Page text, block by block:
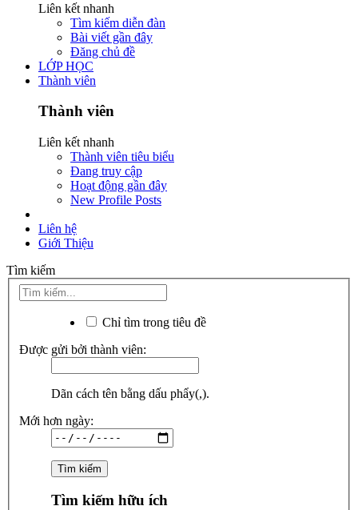
Liên kết nhanh
Tìm kiếm diễn đàn
Bài viết gần đây
Đăng chủ đề
LỚP HỌC
Thành viên
Thành viên
Liên kết nhanh
Thành viên tiêu biểu
Đang truy cập
Hoạt động gần đây
New Profile Posts
Liên hệ
Giới Thiệu
Tìm kiếm
Chỉ tìm trong tiêu đề
Được gửi bởi thành viên:
Dãn cách tên bằng dấu phẩy(,).
Mới hơn ngày:
Tìm kiếm hữu ích